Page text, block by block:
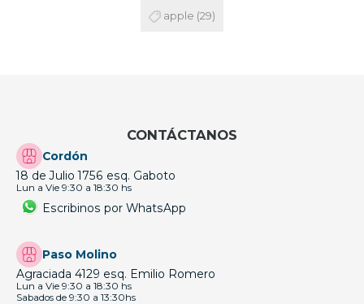
apple (29)
CONTÁCTANOS
Cordón
18 de Julio 1756 esq. Gaboto
Lun a Vie 9:30 a 18:30 hs
Escribinos por WhatsApp
Paso Molino
Agraciada 4129 esq. Emilio Romero
Lun a Vie 9:30 a 18:30 hs
Sabados de 9:30 a 13:30hs